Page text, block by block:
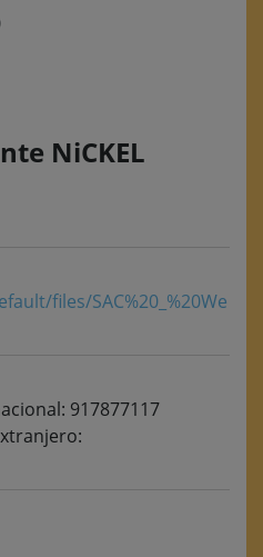
NiCKEL
files/SAC%20_%20We
917877117